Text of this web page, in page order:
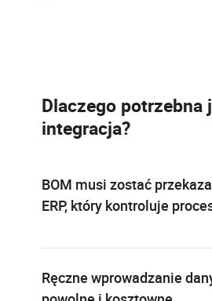
Dlaczego potrzebna
integracja?
BOM musi zostać
ERP, który kontroluje
Ręczne wprowadzanie